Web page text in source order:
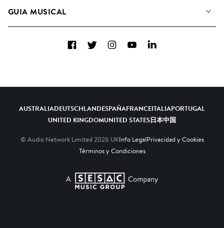
Candidaturas Nuevos Compositores
GUIA MUSICAL
FacebookTwitterInstagramYouTubeLinkedIn
AUSTRALIADEUTSCHLANDESPAÑAFRANCEITALIAPORTUGAL
UNITED KINGDOMUNITED STATES日本中国
© Audio Network Limited 2026 UKInfo LegalPrivacidad y Cookies
Términos y Condiciones
A SESAC Company